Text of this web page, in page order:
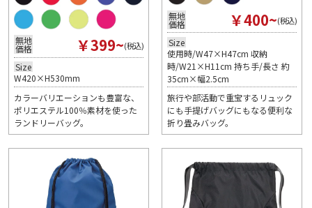
無地
価格 ￥399~(税込)
Size
W420×H530mm
カラーバリエーションも豊富な、
ポリエステル100％素材を使った
ランドリーバッグ。
無地
価格 ￥400~(税込)
Size
使用時/W47×H47cm 収納
時/W21×H11cm 持ち手/長さ 約
35cm×幅2.5cm
旅行や部活動で重宝するリュック
にも手提げバッグにもなる便利な
折り畳みバッグ。